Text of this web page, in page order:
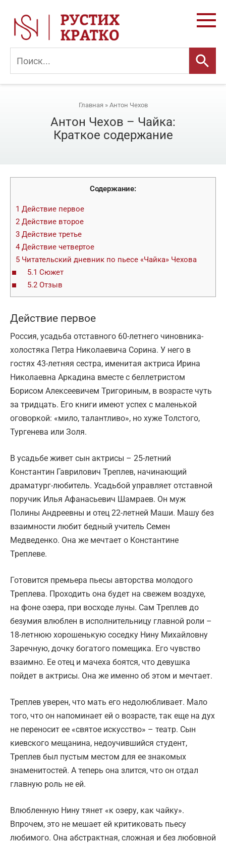
контенту
Главная » Антон Чехов
Антон Чехов – Чайка:
Краткое содержание
Содержание:
1 Действие первое
2 Действие второе
3 Действие третье
4 Действие четвертое
5 Читательский дневник по пьесе «Чайка» Чехова
5.1 Сюжет
5.2Отзыв
Действие первое
Россия, усадьба отставного 60-летнего чиновника-
холостяка Петра Николаевича Сорина. У него в
гостях 43-летняя сестра, именитая актриса Ирина
Николаевна Аркадина вместе с беллетристом
Борисом Алексеевичем Тригориным, в возрасте чуть
за тридцать. Его книги имеют успех с маленькой
оговоркой: «мило, талантливо», но хуже Толстого,
Тургенева или Золя.
В усадьбе живет сын актрисы – 25-летний
Константин Гаврилович Треплев, начинающий
драматург-любитель. Усадьбой управляет отставной
поручик Илья Афанасьевич Шамраев. Он муж
Полины Андреевны и отец 22-летней Маши. Машу без
взаимности любит бедный учитель Семен
Медведенко. Она же мечтает о Константине
Треплеве.
Готовится премьера пьесы авторства молодого
Треплева. Проходить она будет на свежем воздухе,
на фоне озера, при восходе луны. Сам Треплев до
безумия влюблен в исполнительницу главной роли –
18-летнюю хорошенькую соседку Нину Михайловну
Заречную, дочку богатого помещика. Его чувство
взаимно. Ее отец и мачеха боятся, что девушка
пойдет в актрисы. Она же именно об этом и мечтает.
Треплев уверен, что мать его недолюбливает. Мало
того, что он напоминает ей о возрасте, так еще на дух
не переносит ее «святое искусство» – театр. Сын
киевского мещанина, недоучившийся студент,
Треплев был пустым местом для ее знакомых
знаменитостей. А теперь она злится, что он отдал
главную роль не ей.
Влюбленную Нину тянет «к озеру, как чайку».
Впрочем, это не мешает ей критиковать пьесу
любимого. Она абстрактная, сложная и без любовной